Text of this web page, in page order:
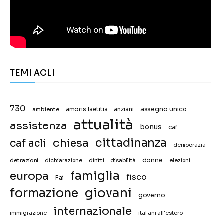
TEMI ACLI
730 ambiente amoris laetitia anziani assegno unico
assistenza attualità bonus caf
caf acli chiesa cittadinanza democrazia
detrazioni dichiarazione diritti disabilità donne elezioni
europa Fai famiglia fisco
formazione giovani governo
immigrazione internazionale italiani all'estero